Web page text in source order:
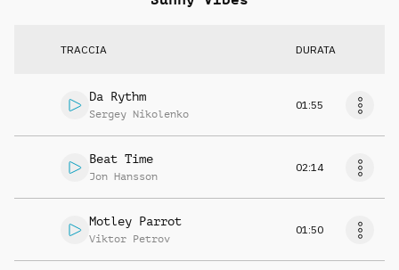
TRACCIA DURATA
Da Rythm
Sergey Nikolenko
01:55
Beat Time
Jon Hansson
02:14
Motley Parrot
Viktor Petrov
01:50